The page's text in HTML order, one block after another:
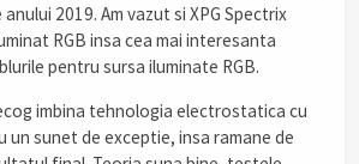
2019. Am vazut si XPG Spectrix
RGB insa cea mai interesanta
pentru sursa iluminate RGB.
imbina tehnologia electrostatica cu
un sunet de exceptie, insa ramane de